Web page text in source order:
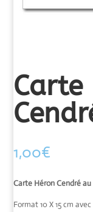
Carte
1,00€
Carte Héron Cendré
Format 10 X 15 cm